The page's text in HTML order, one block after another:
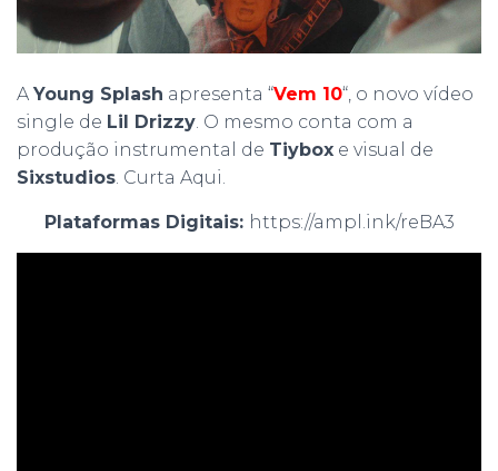
A Young Splash apresenta “Vem 10“, o novo vídeo
single de Lil Drizzy. O mesmo conta com a
produção instrumental de Tiybox e visual de
Sixstudios. Curta Aqui.
Plataformas Digitais: https://ampl.ink/reBA3